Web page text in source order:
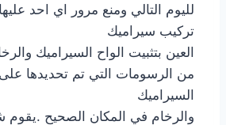
لليوم التالي ومنع مرور اي احد
تركيب سيراميك
العين بتثبيت الواح السيراميك
من الرسومات التي تم تحديدها
السيراميك
والرخام في المكان الصحيح .يقوم